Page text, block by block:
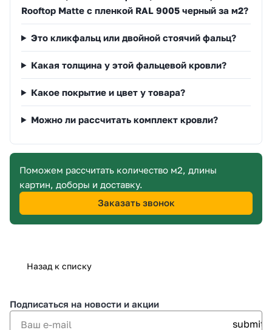
Rooftop Matte с пленкой RAL 9005 черный за м2?
Это кликфальц или двойной стоячий фальц?
Какая толщина у этой фальцевой кровли?
Какое покрытие и цвет у товара?
Можно ли рассчитать комплект кровли?
Поможем рассчитать количество м2, длины
картин, доборы и доставку.
Заказать звонок
Назад к списку
Подписаться на новости и акции